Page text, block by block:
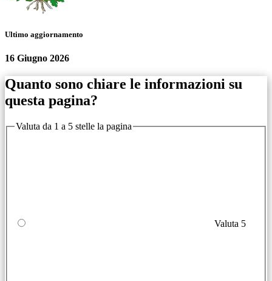
Ultimo aggiornamento
16 Giugno 2026
Quanto sono chiare le informazioni su
questa pagina?
Valuta da 1 a 5 stelle la pagina
Valuta 5